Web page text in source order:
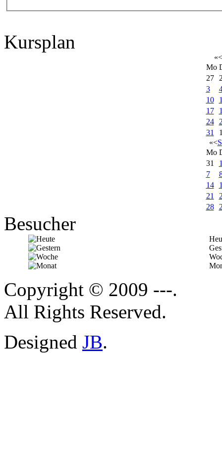
Kursplan
«<
Mo
27
3
10
17
24
31
«<
Mo
31
7
14
21
28
Besucher
Copyright © 2009 ---.
All Rights Reserved.
Designed JB.